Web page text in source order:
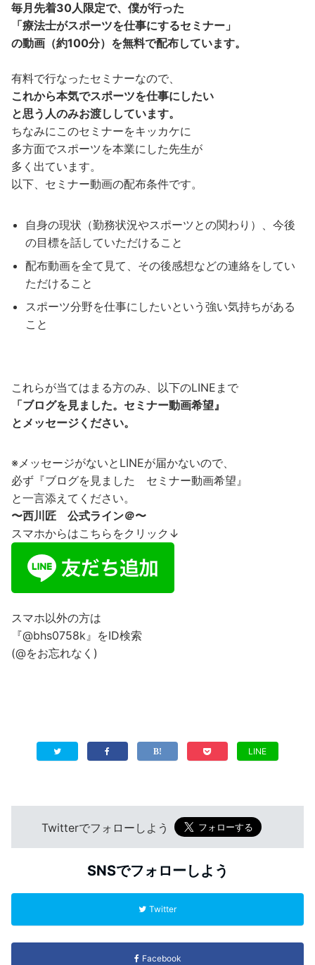
毎月先着30人限定で、僕が行った
「療法士がスポーツを仕事にするセミナー」
の動画（約100分）を無料で配布しています。
有料で行なったセミナーなので、
これから本気でスポーツを仕事にしたい
と思う人のみお渡ししています。
ちなみにこのセミナーをキッカケに
多方面でスポーツを本業にした先生が
多く出ています。
以下、セミナー動画の配布条件です。
自身の現状（勤務状況やスポーツとの関わり）、 今後
の目標を話していただけること
配布動画を全て見て、その後感想などの連絡をしてい
ただけること
スポーツ分野を仕事にしたいという 強い気持ちがある
こと
これらが当てはまる方のみ、以下のLINEまで
「ブログを見ました。セミナー動画希望』
とメッセージください。
※メッセージがないとLINEが届かないので、
必ず『ブログを見ました セミナー動画希望』
と一言添えてください。
〜西川匠 公式ライン＠〜
スマホからはこちらをクリック↓
スマホ以外の方は
『@bhs0758k』をID検索
(@をお忘れなく)
LINE
Twitterでフォローしよう
SNSでフォローしよう
Twitter
Facebook